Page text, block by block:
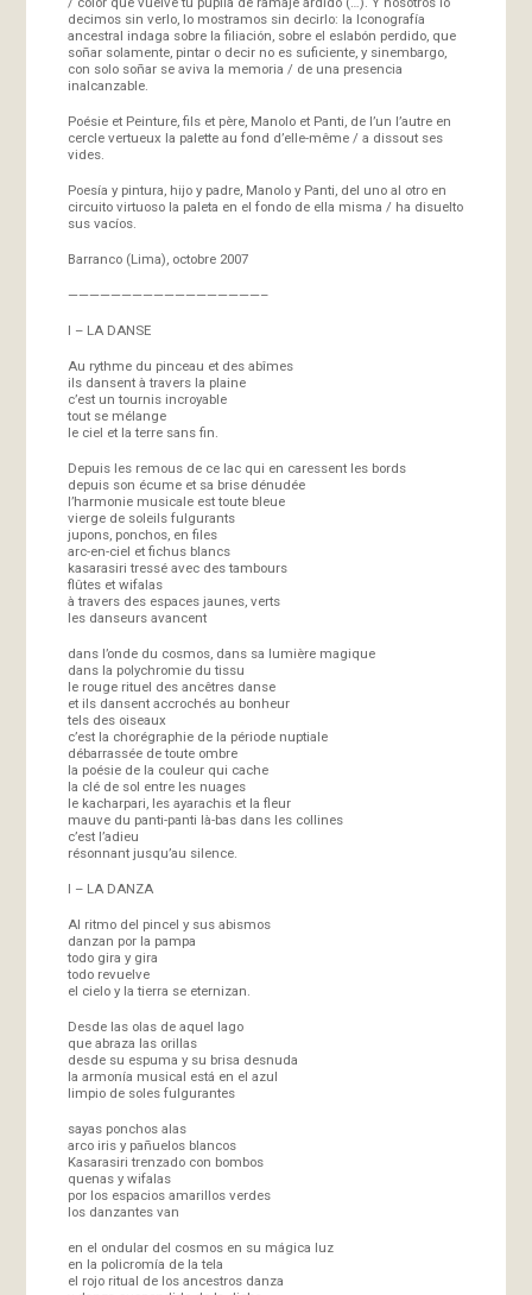
decimos sin verlo, lo mostramos sin decirlo: la Iconografía
ancestral indaga sobre la filiación, sobre el eslabón perdido, que
soñar solamente, pintar o decir no es suficiente, y sinembargo,
con solo soñar se aviva la memoria / de una presencia
inalcanzable.
Poésie et Peinture, fils et père, Manolo et Panti, de l’un l’autre en
cercle vertueux la palette au fond d’elle-même / a dissout ses
vides.
Poesía y pintura, hijo y padre, Manolo y Panti, del uno al otro en
circuito virtuoso la paleta en el fondo de ella misma / ha disuelto
sus vacíos.
Barranco (Lima), octobre 2007
——————————————————–
I – LA DANSE
Au rythme du pinceau et des abîmes
ils dansent à travers la plaine
c’est un tournis incroyable
tout se mélange
le ciel et la terre sans fin.
Depuis les remous de ce lac qui en caressent les bords
depuis son écume et sa brise dénudée
l’harmonie musicale est toute bleue
vierge de soleils fulgurants
jupons, ponchos, en files
arc-en-ciel et fichus blancs
kasarasiri tressé avec des tambours
flûtes et wifalas
à travers des espaces jaunes, verts
les danseurs avancent
dans l’onde du cosmos, dans sa lumière magique
dans la polychromie du tissu
le rouge rituel des ancêtres danse
et ils dansent accrochés au bonheur
tels des oiseaux
c’est la chorégraphie de la période nuptiale
débarrassée de toute ombre
la poésie de la couleur qui cache
la clé de sol entre les nuages
le kacharpari, les ayarachis et la fleur
mauve du panti-panti là-bas dans les collines
c’est l’adieu
résonnant jusqu’au silence.
I – LA DANZA
Al ritmo del pincel y sus abismos
danzan por la pampa
todo gira y gira
todo revuelve
el cielo y la tierra se eternizan.
Desde las olas de aquel lago
que abraza las orillas
desde su espuma y su brisa desnuda
la armonía musical está en el azul
limpio de soles fulgurantes
sayas ponchos alas
arco iris y pañuelos blancos
Kasarasiri trenzado con bombos
quenas y wifalas
por los espacios amarillos verdes
los danzantes van
en el ondular del cosmos en su mágica luz
en la policromía de la tela
el rojo ritual de los ancestros danza